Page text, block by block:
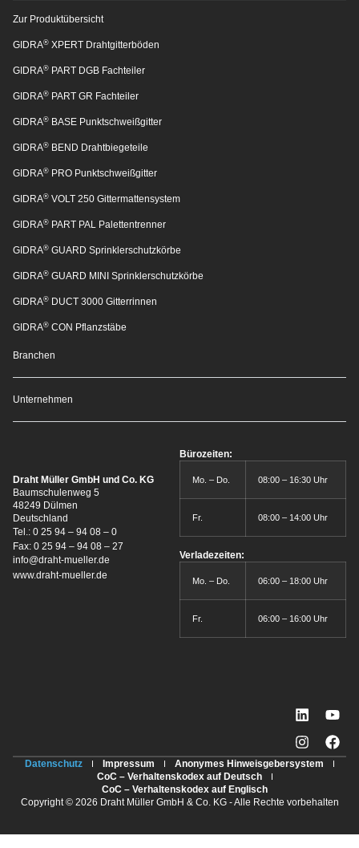
Zur Produktübersicht
GIDRA® XPERT Drahtgitterböden
GIDRA® PART DGB Fachteiler
GIDRA® PART GR Fachteiler
GIDRA® BASE Punktschweißgitter
GIDRA® BEND Drahtbiegeteile
GIDRA® PRO Punktschweißgitter
GIDRA® VOLT 250 Gittermattensystem
GIDRA® PART PAL Palettentrenner
GIDRA® GUARD Sprinklerschutzkörbe
GIDRA® GUARD MINI Sprinklerschutzkörbe
GIDRA® DUCT 3000 Gitterrinnen
GIDRA® CON Pflanzstäbe
Branchen
Unternehmen
Draht Müller GmbH und Co. KG
Baumschulenweg 5
48249 Dülmen
Deutschland
Tel.: 0 25 94 – 94 08 – 0
Fax: 0 25 94 – 94 08 – 27
info@draht-mueller.de
www.draht-mueller.de
Bürozeiten:
Mo. – Do. 08:00 – 16:30 Uhr
Fr. 08:00 – 14:00 Uhr
Verladezeiten:
Mo. – Do. 06:00 – 18:00 Uhr
Fr. 06:00 – 16:00 Uhr
Datenschutz Impressum
Anonymes Hinweisgebersystem
CoC – Verhaltenskodex auf Deutsch
CoC – Verhaltenskodex auf Englisch
Copyright © 2026 Draht Müller GmbH & Co. KG - Alle Rechte vorbehalten